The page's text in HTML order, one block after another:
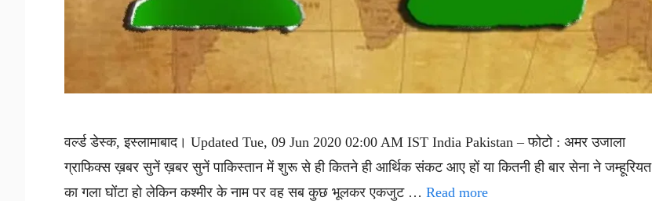
वर्ल्ड डेस्क, इस्लामाबाद। Updated Tue, 09 Jun 2020 02:00 AM IST India Pakistan – फोटो : अमर उजाला
ग्राफिक्स ख़बर सुनें ख़बर सुनें पाकिस्तान में शुरू से ही कितने ही आर्थिक संकट आए हों या कितनी ही बार सेना ने जम्हूरियत
का गला घोंटा हो लेकिन कश्मीर के नाम पर वह सब कुछ भूलकर एकजुट … Read more